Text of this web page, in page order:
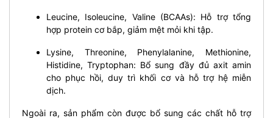
Leucine, Isoleucine, Valine (BCAAs): Hỗ trợ tổng
hợp protein cơ bắp, giảm mệt mỏi khi tập.
Lysine, Threonine, Phenylalanine, Methionine,
Histidine, Tryptophan: Bổ sung đầy đủ axit amin
cho phục hồi, duy trì khối cơ và hỗ trợ hệ miễn
dịch.
Ngoài ra, sản phẩm còn được bổ sung các chất hỗ trợ